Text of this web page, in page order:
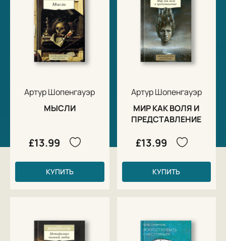
Артур Шопенгауэр
МЫСЛИ
£13.99
КУПИТЬ
Артур Шопенгауэр
МИР КАК ВОЛЯ И
ПРЕДСТАВЛЕНИЕ
£13.99
КУПИТЬ